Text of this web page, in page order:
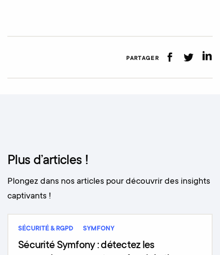
PARTAGER
Plus d’articles !
Plongez dans nos articles pour découvrir des insights
captivants !
SÉCURITÉ & RGPD SYMFONY
Sécurité Symfony : détectez les